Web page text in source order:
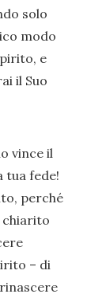
solo
modo
e
il Suo
vince il
tua fede!
perché
chiarito
– di